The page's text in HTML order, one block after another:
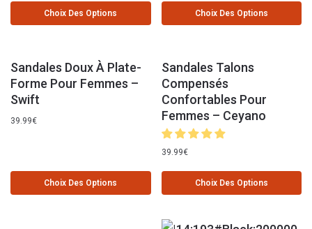
Choix Des Options Choix Des Options
Sandales Doux À Plate-
Forme Pour Femmes –
Swift
39.99€
Choix Des Options
Sandales Talons
Compensés
Confortables Pour
Femmes – Ceyano
39.99€
Choix Des Options